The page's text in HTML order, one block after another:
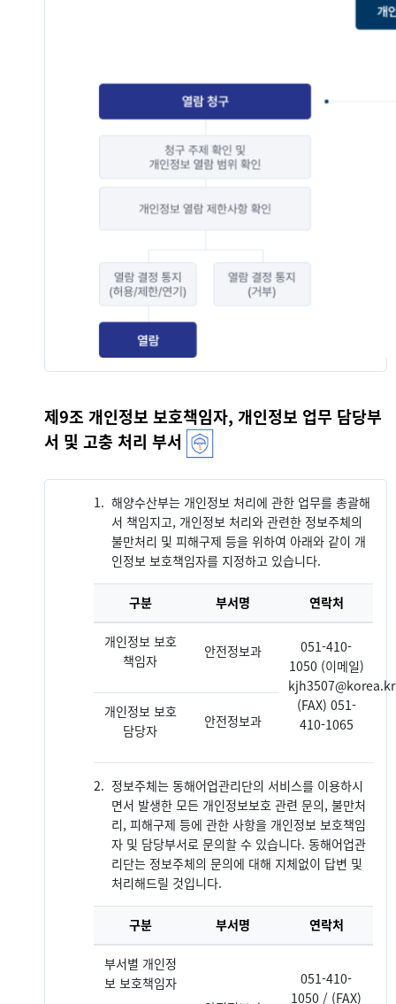
제9조 개인정보 보호책임자, 개인정보 업무 담당부
서 및 고충 처리 부서
1. 해양수산부는 개인정보 처리에 관한 업무를 총괄해
서 책임지고, 개인정보 처리와 관련한 정보주체의
불만처리 및 피해구제 등을 위하여 아래와 같이 개
인정보 보호책임자를 지정하고 있습니다.
구분 부서명 연락처
개인정보 보호
책임자
안전정보과
051-410-
1050 (이메일)
kjh3507@korea.kr
(FAX) 051-
410-1065
개인정보 보호
담당자
안전정보과
2. 정보주체는 동해어업관리단의 서비스를 이용하시
면서 발생한 모든 개인정보보호 관련 문의, 불만처
리, 피해구제 등에 관한 사항을 개인정보 보호책임
자 및 담당부서로 문의할 수 있습니다. 동해어업관
리단는 정보주체의 문의에 대해 지체없이 답변 및
처리해드릴 것입니다.
구분 부서명 연락처
부서별 개인정
보 보호책임자
051-410-
1050 / (FAX)